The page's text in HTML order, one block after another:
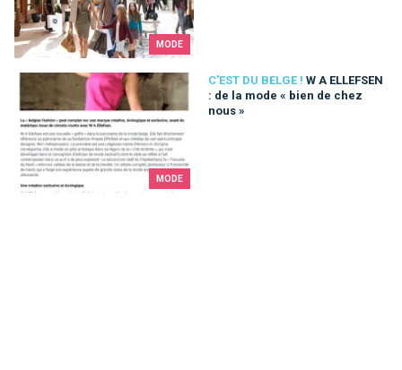
MODE
MODE
C'EST DU BELGE ! W A ELLEFSEN
: de la mode « bien de chez
nous »
W A ELLEFSEN : de la mode « bien de chez nous »